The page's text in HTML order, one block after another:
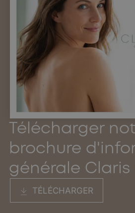
Télécharger
brochure
générale Claris
TÉLÉCHARGER